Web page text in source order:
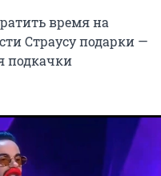
время на
Страусу подарки —
подкачки